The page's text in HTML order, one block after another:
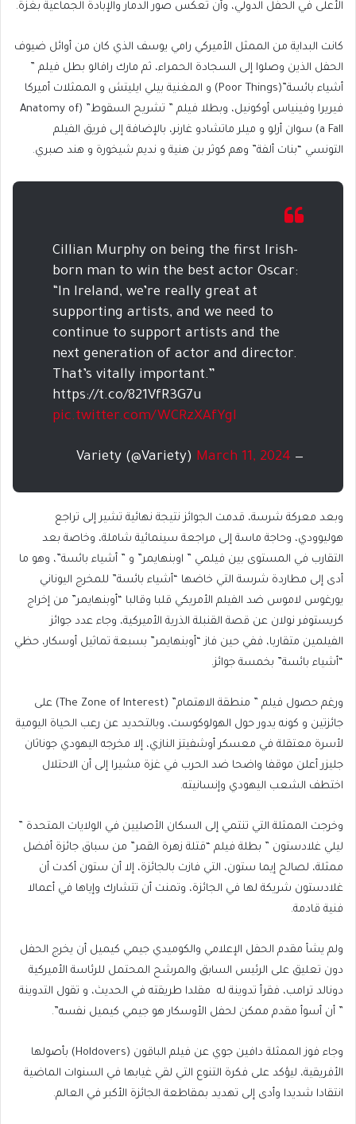
الأعلى في الحفل الدولي، وأن تعكس صور الدمار والإبادة الجماعية بغزة.
كانت البداية من الممثل الأميركي رامي يوسف الذي كان من أوائل ضيوف
الحفل الذين وصلوا إلى السجادة الحمراء، ثم مارك رافالو بطل فيلم ”
أشياء بائسة”(Poor Things) و المغنية بيلي ايليتش و الممثلات أميركا
فيريرا وفينياس أوكونيل، وبطلا فيلم ” تشريح السقوط” (Anatomy of
a Fall) سوان أرلو و ميلر ماتشادو غارنر، بالإضافة إلى فريق الفيلم
التونسي “بنات ألفة” وهم كوثر بن هنية و نديم شيخورة و هند صبري.
Cillian Murphy on being the first Irish-
born man to win the best actor Oscar:
“In Ireland, we’re really great at
supporting artists, and we need to
continue to support artists and the
next generation of actor and director.
That’s vitally important.”
https://t.co/821VfR3G7u
pic.twitter.com/WCRzXAfYgl
— Variety (@Variety)
March 11, 2024
وبعد معركة شرسة، قدمت الجوائز نتيجة نهائية تشير إلى تراجع
هوليوودي، وحاجة ماسة إلى مراجعة سينمائية شاملة، وخاصة بعد
التقارب في المستوى بين فيلمي ” اوبنهايمر” و ” أشياء بائسة”، وهو ما
أدى إلى مطاردة شرسة التي خاضها “أشياء بائسة” للمخرج اليوناني
يورغوس لاموس ضد الفيلم الأمريكي قلبا وقالبا “أوبنهايمر” من إخراج
كريستوفر نولان عن قصة القنبلة الذرية الأميركية، وجاء عدد جوائز
الفيلمين متقاربا، ففي حين فاز “أوبنهايمر” بسبعة تماثيل أوسكار، حظي
“أشياء بائسة” بخمسة جوائز.
ورغم حصول فيلم ” منطقة الاهتمام” (The Zone of Interest) على
جائزتين و كونه يدور حول الهولوكوست، وبالتحديد عن رعب الحياة اليومية
لأسرة معتقلة في معسكر أوشفيتز النازي، إلا مخرجه اليهودي جوناثان
جليزر أعلن موقفا واضحا ضد الحرب في غزة مشيرا إلى أن الاحتلال
اختطف الشعب اليهودي وإنسانيته.
وخرجت الممثلة التي تنتمي إلى السكان الأصليين في الولايات المتحدة ”
ليلي غلادستون ” بطلة فيلم “قتلة زهرة القمر” من سباق جائزة أفضل
ممثلة، لصالح إيما ستون، التي فازت بالجائزة، إلا أن ستون أكدت أن
غلادستون شريكة لها في الجائزة، وتمنت أن تتشارك وإياها في أعمالا
فنية قادمة.
ولم يشأ مقدم الحفل الإعلامي والكوميدي جيمي كيميل أن يخرج الحفل
دون تعليق على الرئيس السابق والمرشح المحتمل للرئاسة الأميركية
دونالد ترامب، فقرأ تدوينة له مقلدا طريقته في الحديث، و تقول التدوينة
” أن أسوأ مقدم ممكن لحفل الأوسكار هو جيمي كيميل نفسه”.
وجاء فوز الممثلة دافين جوي عن فيلم الباقون (Holdovers) بأصولها
الأفريقية، ليؤكد على فكرة التنوع التي لقي غيابها في السنوات الماضية
انتقادا شديدا وأدى إلى تهديد بمقاطعة الجائزة الأكبر في العالم.